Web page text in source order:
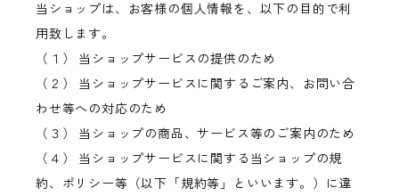
当ショップは、お客様の個人情報を、以下の目的で利
用致します。
（１） 当ショップサービスの提供のため
（２） 当ショップサービスに関するご案内、お問い合
わせ等への対応のため
（３） 当ショップの商品、サービス等のご案内のため
（４） 当ショップサービスに関する当ショップの規
約、ポリシー等（以下「規約等」といいます。）に違